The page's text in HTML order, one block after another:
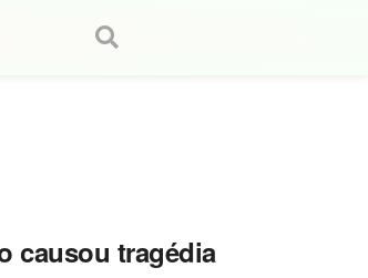
causou tragédia